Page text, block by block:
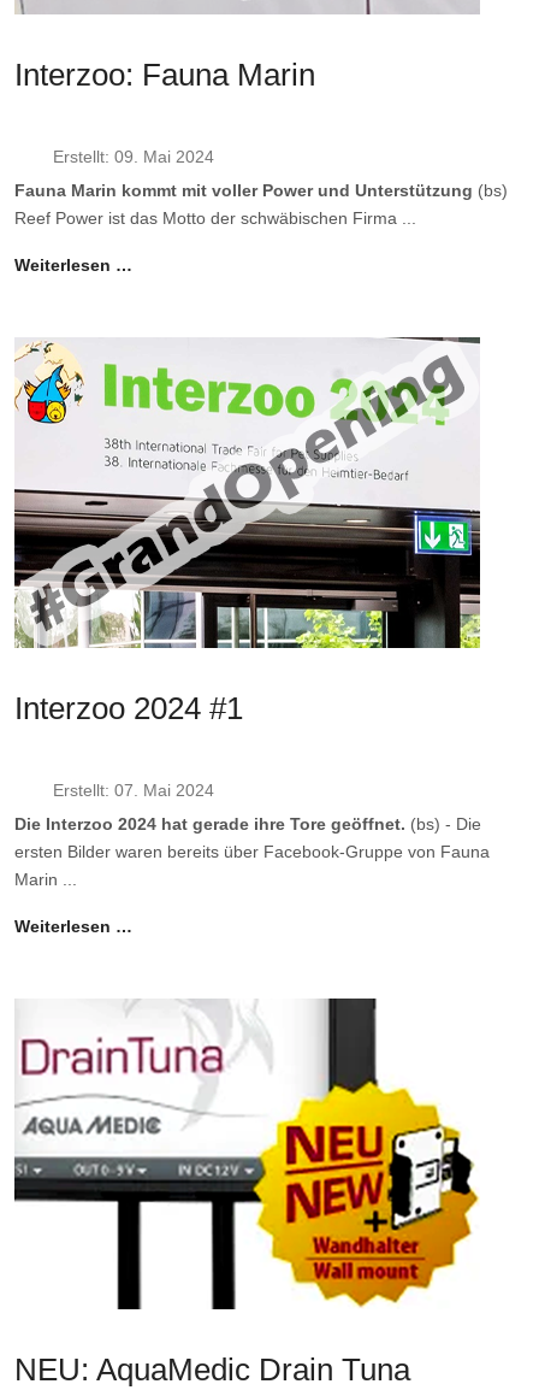
Interzoo: Fauna Marin
Erstellt: 09. Mai 2024
Fauna Marin kommt mit voller Power und Unterstützung (bs)
Reef Power ist das Motto der schwäbischen Firma ...
Weiterlesen …
Interzoo 2024 #1
Erstellt: 07. Mai 2024
Die Interzoo 2024 hat gerade ihre Tore geöffnet. (bs) - Die
ersten Bilder waren bereits über Facebook-Gruppe von Fauna
Marin ...
Weiterlesen …
NEU: AquaMedic Drain Tuna